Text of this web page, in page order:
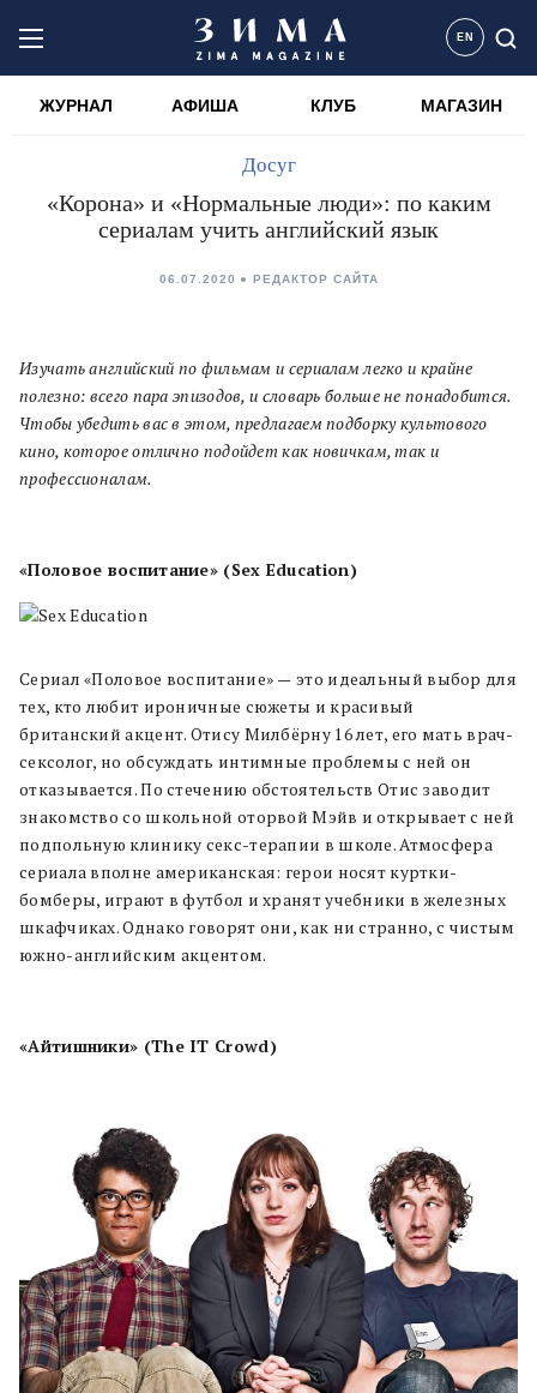
EN
ЖУРНАЛ АФИША КЛУБ МАГАЗИН
Досуг
«Корона» и «Нормальные люди»: по каким
сериалам учить английский язык
06.07.2020 РЕДАКТОР САЙТА
Изучать английский по фильмам и сериалам легко и крайне
полезно: всего пара эпизодов, и словарь больше не понадобится.
Чтобы убедить вас в этом, предлагаем подборку культового
кино, которое отлично подойдет как новичкам, так и
профессионалам.
«Половое воспитание» (Sex Education)
Сериал «Половое воспитание» — это идеальный выбор для
тех, кто любит ироничные сюжеты и красивый
британский акцент. Отису Милбёрну 16 лет, его мать врач-
сексолог, но обсуждать интимные проблемы с ней он
отказывается. По стечению обстоятельств Отис заводит
знакомство со школьной оторвой Мэйв и открывает с ней
подпольную клинику секс-терапии в школе. Атмосфера
сериала вполне американская: герои носят куртки-
бомберы, играют в футбол и хранят учебники в железных
шкафчиках. Однако говорят они, как ни странно, с чистым
южно-английским акцентом.
«Айтишники» (The IT Crowd)